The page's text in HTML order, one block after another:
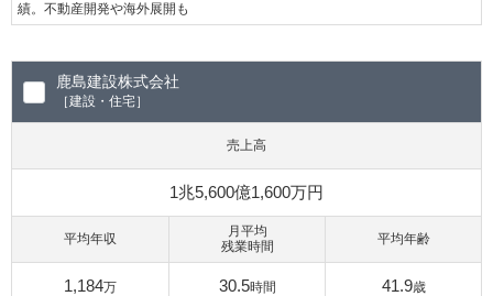
績。不動産開発や海外展開も
鹿島建設株式会社
［建設・住宅］
売上高
1兆5,600億1,600万円
平均年収
1,184万
月平均
残業時間
30.5時間
平均年齢
41.9歳